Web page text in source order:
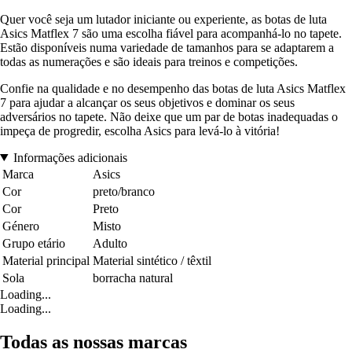
Quer você seja um lutador iniciante ou experiente, as botas de luta
Asics Matflex 7 são uma escolha fiável para acompanhá-lo no tapete.
Estão disponíveis numa variedade de tamanhos para se adaptarem a
todas as numerações e são ideais para treinos e competições.
Confie na qualidade e no desempenho das botas de luta Asics Matflex
7 para ajudar a alcançar os seus objetivos e dominar os seus
adversários no tapete. Não deixe que um par de botas inadequadas o
impeça de progredir, escolha Asics para levá-lo à vitória!
Informações adicionais
Marca
Asics
Cor
preto/branco
Cor
Preto
Género
Misto
Grupo etário
Adulto
Material principal Material sintético / têxtil
Sola
borracha natural
Loading...
Loading...
Todas as nossas marcas